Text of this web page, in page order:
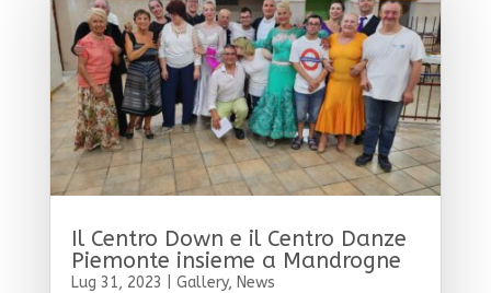
Il Centro Down e il Centro Danze
Piemonte insieme a Mandrogne
Lug 31, 2023 Gallery, News